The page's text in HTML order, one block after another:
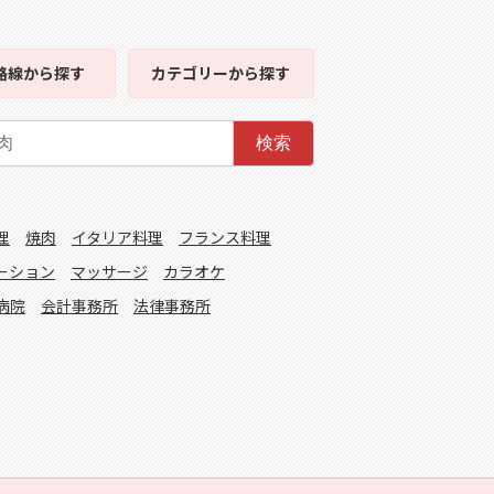
線から探す カテゴリーから探す
検索
焼肉 イタリア料理
フランス料理
ション マッサージ
カラオケ
院 会計事務所 法律事務所